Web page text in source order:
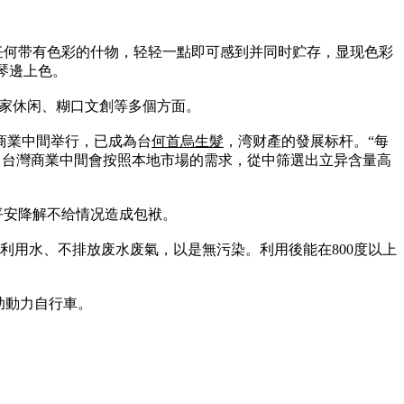
带有色彩的什物，轻轻一點即可感到并同时贮存，显现色彩
上色。
休闲、糊口文創等多個方面。
中間举行，已成為台何首烏生髮 ，湾财產的發展标杆。“每
灣商業中間會按照本地市場的需求，從中筛選出立异含量高
降解不给情况造成包袱。
用水、不排放废水废氣，以是無污染。利用後能在800度以上
力自行車。